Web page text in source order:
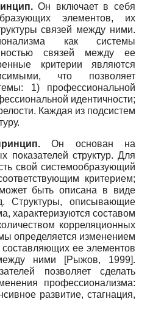
Он включает в себя
элементов, их
связей между ними.
как системы
связей между ее
критерии являются
что позволяет
1) профессиональной
идентичности;
Каждая из подсистем
Он основан на
показателей структур. Для
свой системообразующий
критерием;
быть описана в виде
Структуры, описывающие
характеризуются составом
корреляционных
определяется изменением
ее элементов
ними
[Рыжов, 1999].
позволяет сделать
профессионализма:
развитие, стагнация,